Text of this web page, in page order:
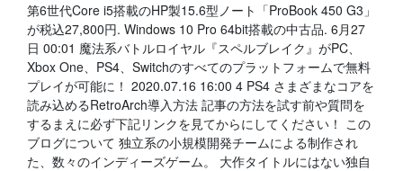
第6世代Core i5搭載のHP製15.6型ノート「ProBook 450 G3」
が税込27,800円. Windows 10 Pro 64bit搭載の中古品. 6月27
日 00:01 魔法系バトルロイヤル『スペルブレイク』がPC、
Xbox One、PS4、Switchのすべてのプラットフォームで無料
プレイが可能に！ 2020.07.16 16:00 4 PS4 さまざまなコアを
読み込めるRetroArch導入方法 記事の方法を試す前や質問を
するまえに必ず下記リンクを見てからにしてください！ この
ブログについて 独立系の小規模開発チームによる制作され
た、数々のインディーズゲーム。 大作タイトルにはない独自